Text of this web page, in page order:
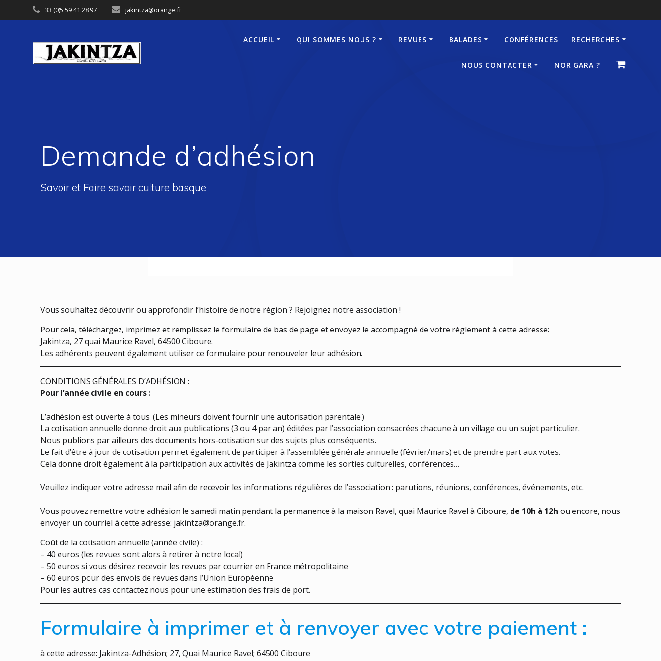
to
33 (0)5 59 41 28 97 jakintza@orange.fr
ACCUEIL QUI SOMMES NOUS ? REVUES BALADES CONFÉRENCES RECHERCHES
NOUS CONTACTER NOR GARA ?
Demande d’adhésion
Savoir et Faire savoir culture basque
Vous souhaitez découvrir ou approfondir l’histoire de notre région ? Rejoignez notre association !
Pour cela, téléchargez, imprimez et remplissez le formulaire de bas de page et envoyez le accompagné de votre règlement à cette adresse:
Jakintza, 27 quai Maurice Ravel, 64500 Ciboure.
Les adhérents peuvent également utiliser ce formulaire pour renouveler leur adhésion.
CONDITIONS GÉNÉRALES D’ADHÉSION :
Pour l’année civile en cours :
L’adhésion est ouverte à tous. (Les mineurs doivent fournir une autorisation parentale.)
La cotisation annuelle donne droit aux publications (3 ou 4 par an) éditées par l’association consacrées chacune à un village ou un sujet particulier.
Nous publions par ailleurs des documents hors-cotisation sur des sujets plus conséquents.
Le fait d’être à jour de cotisation permet également de participer à l’assemblée générale annuelle (février/mars) et de prendre part aux votes.
Cela donne droit également à la participation aux activités de Jakintza comme les sorties culturelles, conférences…
Veuillez indiquer votre adresse mail afin de recevoir les informations régulières de l’association : parutions, réunions, conférences, événements, etc.
Vous pouvez remettre votre adhésion le samedi matin pendant la permanence à la maison Ravel, quai Maurice Ravel à Ciboure, de 10h à 12h ou encore, nous
envoyer un courriel à cette adresse: jakintza@orange.fr.
Coût de la cotisation annuelle (année civile) :
– 40 euros (les revues sont alors à retirer à notre local)
– 50 euros si vous désirez recevoir les revues par courrier en France métropolitaine
– 60 euros pour des envois de revues dans l’Union Européenne
Pour les autres cas contactez nous pour une estimation des frais de port.
Formulaire à imprimer et à renvoyer avec votre paiement :
à cette adresse: Jakintza-Adhésion; 27, Quai Maurice Ravel; 64500 Ciboure